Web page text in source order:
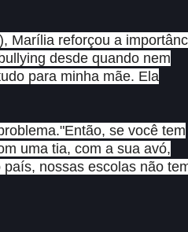
Marília reforçou a
desde quando nem
para minha mãe. Ela
se você tem
uma tia, com a sua avó,
nossas escolas não